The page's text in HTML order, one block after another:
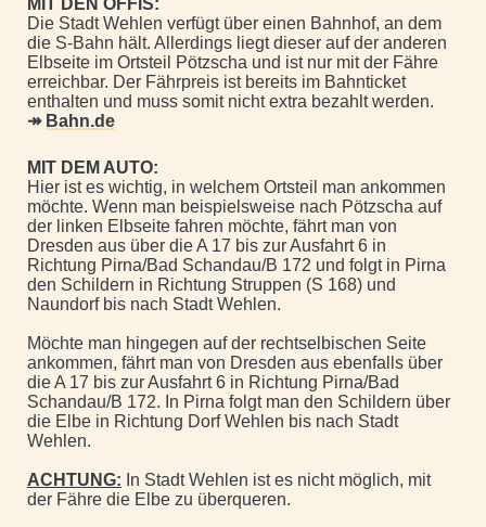
Die Stadt Wehlen verfügt über einen Bahnhof, an dem
die S-Bahn hält. Allerdings liegt dieser auf der anderen
Elbseite im Ortsteil Pötzscha und ist nur mit der Fähre
erreichbar. Der Fährpreis ist bereits im Bahnticket
enthalten und muss somit nicht extra bezahlt werden.
↠ Bahn.de
MIT DEM AUTO:
Hier ist es wichtig, in welchem Ortsteil man ankommen
möchte. Wenn man beispielsweise nach Pötzscha auf
der linken Elbseite fahren möchte, fährt man von
Dresden aus über die A 17 bis zur Ausfahrt 6 in
Richtung Pirna/Bad Schandau/B 172 und folgt in Pirna
den Schildern in Richtung Struppen (S 168) und
Naundorf bis nach Stadt Wehlen.
Möchte man hingegen auf der rechtselbischen Seite
ankommen, fährt man von Dresden aus ebenfalls über
die A 17 bis zur Ausfahrt 6 in Richtung Pirna/Bad
Schandau/B 172. In Pirna folgt man den Schildern über
die Elbe in Richtung Dorf Wehlen bis nach Stadt
Wehlen.
ACHTUNG: In Stadt Wehlen ist es nicht möglich, mit
der Fähre die Elbe zu überqueren.